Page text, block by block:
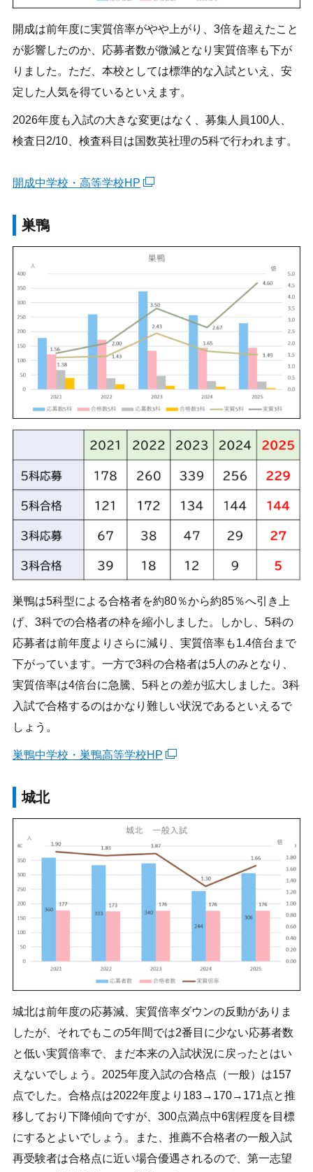
開成は前年度に実質倍率がやや上がり、3倍を超えたこと
が影響したのか、応募者数が微減となり実質倍率も下が
りました。ただ、本校としては標準的な入試といえ、安
定した人気を得ているといえます。
2026年度も入試の大きな変更はなく、募集人員100人、
検査日2/10、検査科目は国数英社理の5科で行われます。
開成中学校・高等学校HP
巣鴨
巣鴨は5科型による合格者を約80％から約85％へ引き上
げ、3科での合格者の枠を縮小しました。しかし、5科の
応募者は前年度よりさらに減り、実質倍率も1.4倍台まで
下がっています。一方で3科の合格者は5人のみとなり、
実質倍率は4倍台に急騰、5科との差が拡大しました。3科
入試で合格するのはかなり難しい状況であるといえるで
しょう。
巣鴨中学校・巣鴨高等学校HP
城北
城北は前年度の応募減、実質倍率ダウンの反動がありま
したが、それでもこの5年間では2番目に少ない応募者数
と低い実質倍率で、まだ本来の入試状況に戻ったとはい
えないでしょう。2025年度入試の合格点（一般）は157
点でした。合格点は2022年度より183→170→171点と推
移しており下降傾向ですが、300点満点中6割程度を目標
にするとよいでしょう。また、推薦不合格者の一般入試
再受験者は合格点に近い場合優遇されるので、第一志望